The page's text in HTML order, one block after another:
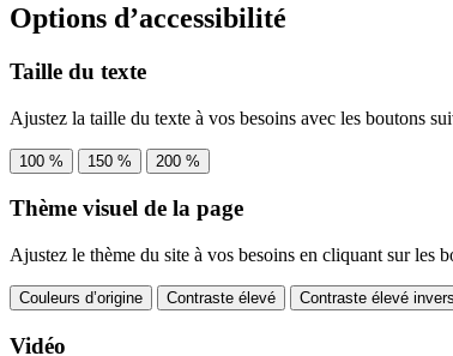
Options d’accessibilité
Taille du texte
Ajustez la taille du texte à vos besoins avec les boutons
100 % 150 % 200 %
Thème visuel de la page
Ajustez le thème du site à vos besoins en cliquant sur les
Couleurs d’origine Contraste élevé Contraste élevé
Vidéo